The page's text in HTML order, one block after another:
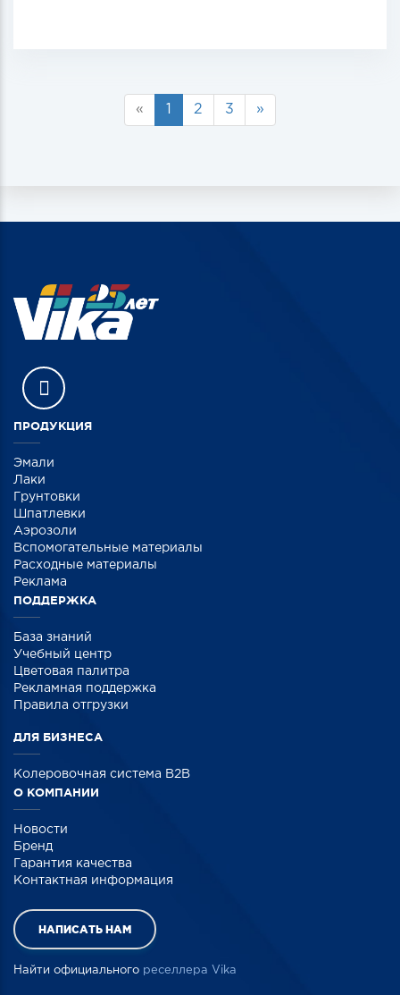
« 2 3 »
ПРОДУКЦИЯ
Эмали
Лаки
Грунтовки
Шпатлевки
Аэрозоли
Вспомогательные материалы
Расходные материалы
Реклама
ПОДДЕРЖКА
База знаний
Учебный центр
Цветовая палитра
Рекламная поддержка
Правила отгрузки
ДЛЯ БИЗНЕСА
Колеровочная система B2B
О КОМПАНИИ
Новости
Бренд
Гарантия качества
Контактная информация
НАПИСАТЬ НАМ
Найти официального реселлера Vika